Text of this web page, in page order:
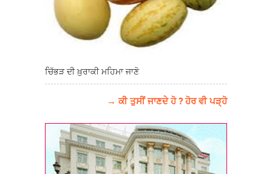
ਚਿੱਭੜ ਦੀ ਖ਼ੁਰਾਕੀ ਮਹਿਮਾ ਜਾਣੋ
→ ਕੀ ਤੁਸੀਂ ਜਾਣਦੇ ਹੋ ? ਹੋਰ ਵੀ ਪੜ੍ਹੋ